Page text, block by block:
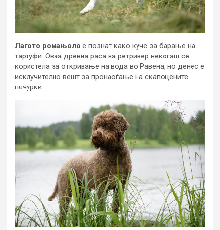
Лагото ромањоло е познат како куче за барање на
тартуфи. Оваа древна раса на ретривер некогаш се
користела за откривање на вода во Равена, но денес е
исклучително вешт за пронаоѓање на скапоцените
печурки.